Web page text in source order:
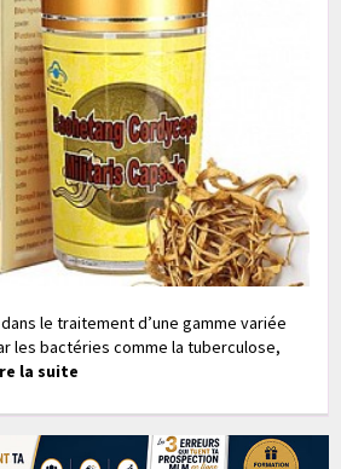
le traitement d’une gamme variée
les bactéries comme la tuberculose,
la suite